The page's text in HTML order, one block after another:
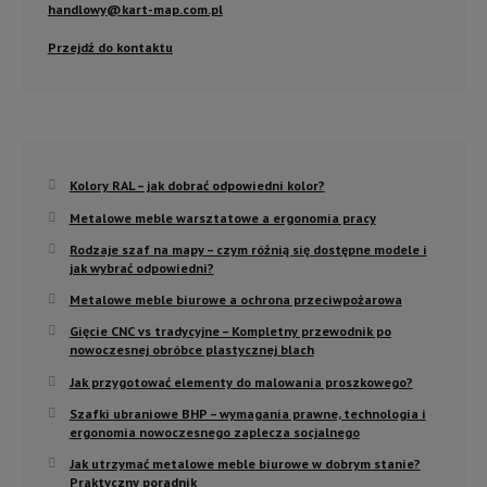
handlowy@kart-map.com.pl
Przejdź do kontaktu
Kolory RAL – jak dobrać odpowiedni kolor?
Metalowe meble warsztatowe a ergonomia pracy
Rodzaje szaf na mapy – czym różnią się dostępne modele i
jak wybrać odpowiedni?
Metalowe meble biurowe a ochrona przeciwpożarowa
Gięcie CNC vs tradycyjne – Kompletny przewodnik po
nowoczesnej obróbce plastycznej blach
Jak przygotować elementy do malowania proszkowego?
Szafki ubraniowe BHP – wymagania prawne, technologia i
ergonomia nowoczesnego zaplecza socjalnego
Jak utrzymać metalowe meble biurowe w dobrym stanie?
Praktyczny poradnik